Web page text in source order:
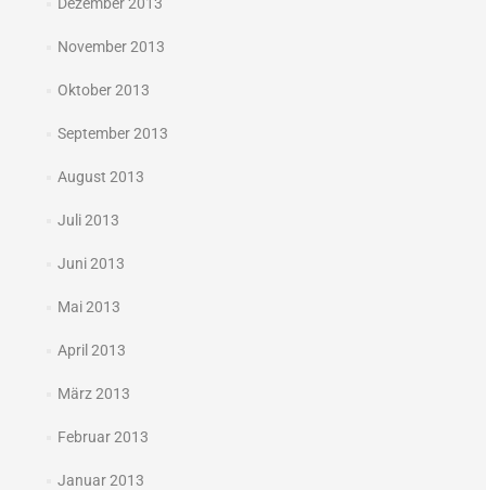
November 2013
Oktober 2013
September 2013
August 2013
Juli 2013
Juni 2013
Mai 2013
April 2013
März 2013
Februar 2013
Januar 2013